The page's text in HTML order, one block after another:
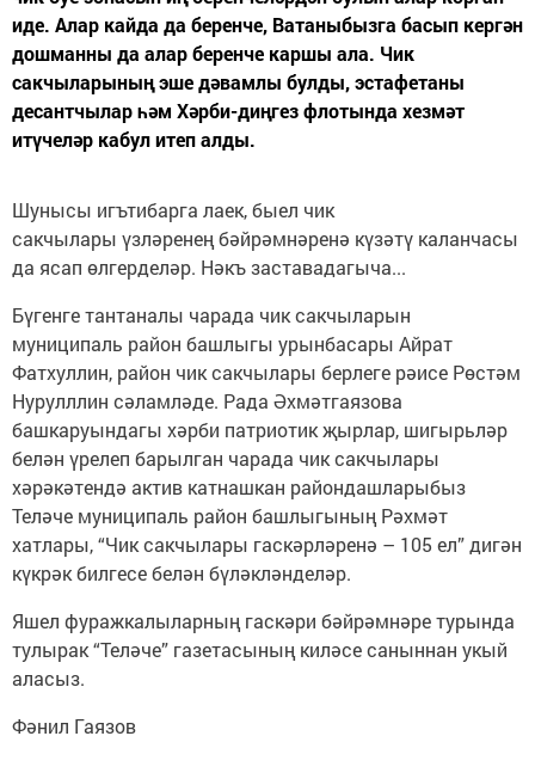
иде. Алар кайда да беренче, Ватаныбызга басып кергән
дошманны да алар беренче каршы ала. Чик
сакчыларының эше дәвамлы булды, эстафетаны
десантчылар һәм Хәрби-диңгез флотында хезмәт
итүчеләр кабул итеп алды.
Шунысы игътибарга лаек, быел чик
сакчылары үзләренең бәйрәмнәренә күзәтү каланчасы
да ясап өлгерделәр. Нәкъ заставадагыча...
Бүгенге тантаналы чарада чик сакчыларын
муниципаль район башлыгы урынбасары Айрат
Фатхуллин, район чик сакчылары берлеге рәисе Рөстәм
Нурулллин сәламләде. Рада Әхмәтгаязова
башкаруындагы хәрби патриотик җырлар, шигырьләр
белән үрелеп барылган чарада чик сакчылары
хәрәкәтендә актив катнашкан райондашларыбыз
Теләче муниципаль район башлыгының Рәхмәт
хатлары, “Чик сакчылары гаскәрләренә – 105 ел” дигән
күкрәк билгесе белән бүләкләнделәр.
Яшел фуражкалыларның гаскәри бәйрәмнәре турында
тулырак “Теләче” газетасының киләсе саныннан укый
аласыз.
Фәнил Гаязов